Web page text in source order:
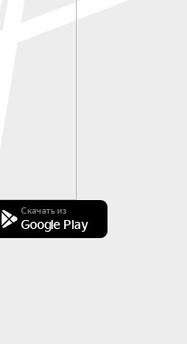
Скачать из
Google Play